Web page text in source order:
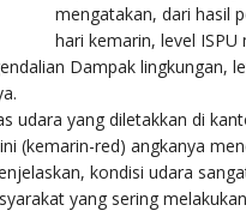
mengatakan, dari hasil
hari kemarin, level ISPU
Dampak lingkungan,
udara yang diletakkan di
(kemarin-red) angkanya
kondisi udara
yang sering